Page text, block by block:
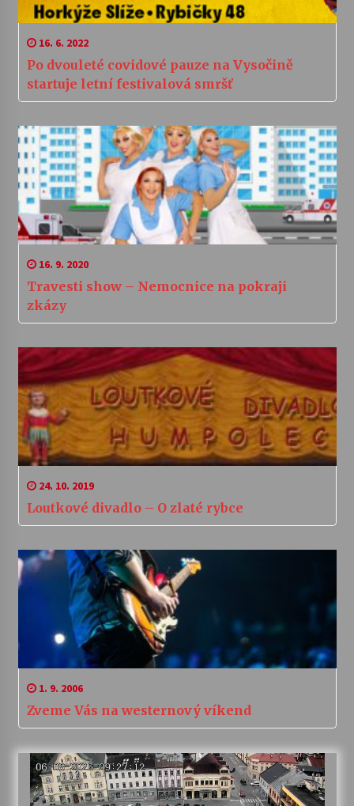
16. 6. 2022
Po dvouleté covidové pauze na Vysočině
startuje letní festivalová smršť
16. 9. 2020
Travesti show – Nemocnice na pokraji
zkázy
24. 10. 2019
Loutkové divadlo – O zlaté rybce
1. 9. 2006
Zveme Vás na westernový víkend